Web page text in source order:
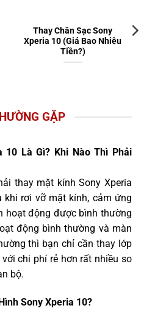
Thay Chân Sạc Sony
Xperia 10 (Giá Bao Nhiêu
Tiền?)
GẶP
10 Là Gì? Khi Nào Thì Phải
thay mặt kính Sony Xperia
khi rơi vỡ mặt kính, cảm ứng
hoạt động được bình thường
động bình thường và màn
thì bạn chỉ cần thay lớp
chi phí rẻ hơn rất nhiều so
bộ.
Sony Xperia 10?